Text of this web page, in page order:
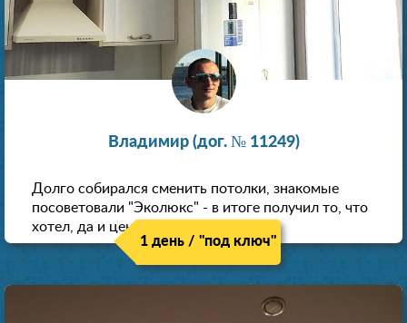
Владимир (дог. № 11249)
Долго собирался сменить потолки, знакомые
посоветовали "Эколюкс" - в итоге получил то, что
хотел, да и цена нормальная.
1 день / "под ключ"